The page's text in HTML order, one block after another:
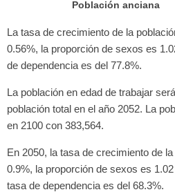
Población anciana
La tasa de crecimiento de la
0.56%, la proporción de sexos es
de dependencia es del 77.8%.
La población en edad de trabajar
población total en el año 2052. La
en 2100 con 383,564.
En 2050, la tasa de crecimiento de
0.9%, la proporción de sexos es
tasa de dependencia es del 68.3%.